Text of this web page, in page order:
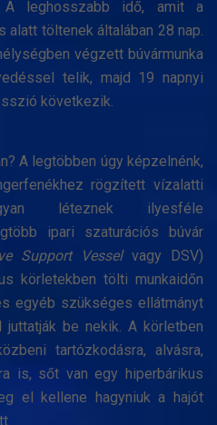
leghosszabb idő, amit a
alatt töltenek általában 28 nap.
végzett búvármunka
telik, majd 19 napnyi
következik.
A legtöbben úgy képzelnénk,
rögzített vízalatti
léteznek ilyesféle
ipari szaturációs búvár
Support Vesselvagy DSV)
körletekben tölti munkaidőn
egyéb szükséges ellátmányt
be nekik. A körletben
tartózkodásra, alvásra,
is, sőt van egy hiperbárikus
el kellene hagyniuk a hajót